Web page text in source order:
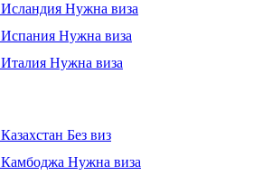
Исландия Нужна виза
Испания Нужна виза
Италия Нужна виза
Казахстан Без виз
Камбоджа Нужна виза